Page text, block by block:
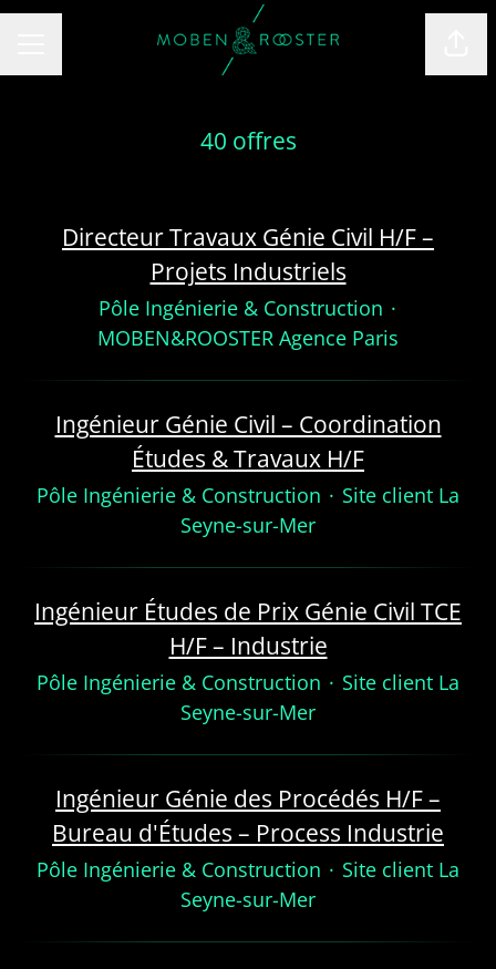
40 offres
Directeur Travaux Génie Civil H/F –
Projets Industriels
Pôle Ingénierie & Construction ·
MOBEN&ROOSTER Agence Paris
Ingénieur Génie Civil – Coordination
Études & Travaux H/F
Pôle Ingénierie & Construction · Site client La
Seyne-sur-Mer
Ingénieur Études de Prix Génie Civil TCE
H/F – Industrie
Pôle Ingénierie & Construction · Site client La
Seyne-sur-Mer
Ingénieur Génie des Procédés H/F –
Bureau d'Études – Process Industrie
Pôle Ingénierie & Construction · Site client La
Seyne-sur-Mer